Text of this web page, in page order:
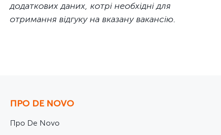
додаткових даних, котрі необхідні для
отримання відгуку на вказану вакансію.
ПРО DE NOVO
Про De Novo